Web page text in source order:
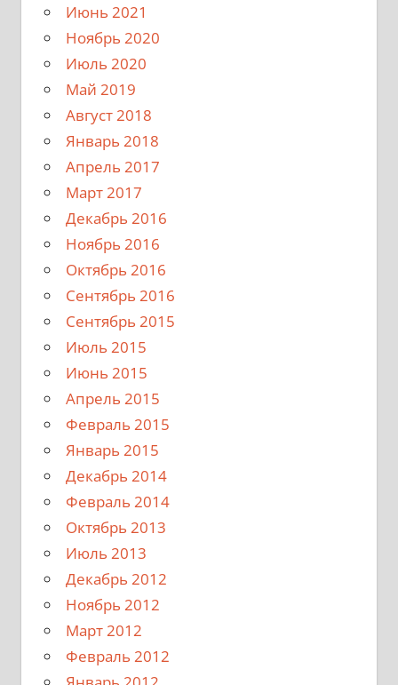
Июнь 2021
Ноябрь 2020
Июль 2020
Май 2019
Август 2018
Январь 2018
Апрель 2017
Март 2017
Декабрь 2016
Ноябрь 2016
Октябрь 2016
Сентябрь 2016
Сентябрь 2015
Июль 2015
Июнь 2015
Апрель 2015
Февраль 2015
Январь 2015
Декабрь 2014
Февраль 2014
Октябрь 2013
Июль 2013
Декабрь 2012
Ноябрь 2012
Март 2012
Февраль 2012